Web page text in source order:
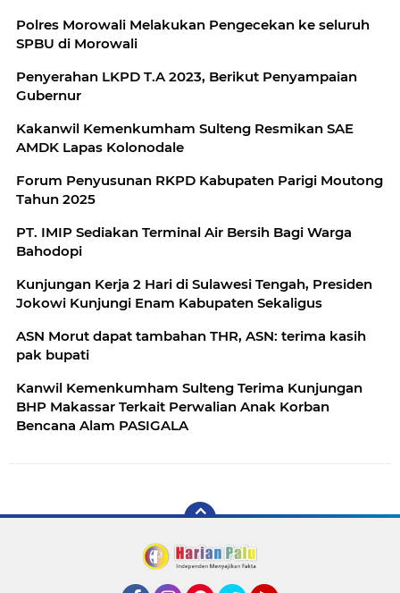
Polres Morowali Melakukan Pengecekan ke seluruh
SPBU di Morowali
Penyerahan LKPD T.A 2023, Berikut Penyampaian
Gubernur
Kakanwil Kemenkumham Sulteng Resmikan SAE
AMDK Lapas Kolonodale
Forum Penyusunan RKPD Kabupaten Parigi Moutong
Tahun 2025
PT. IMIP Sediakan Terminal Air Bersih Bagi Warga
Bahodopi
Kunjungan Kerja 2 Hari di Sulawesi Tengah, Presiden
Jokowi Kunjungi Enam Kabupaten Sekaligus
ASN Morut dapat tambahan THR, ASN: terima kasih
pak bupati
Kanwil Kemenkumham Sulteng Terima Kunjungan
BHP Makassar Terkait Perwalian Anak Korban
Bencana Alam PASIGALA